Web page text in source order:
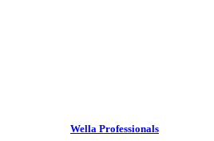
Wella Professionals